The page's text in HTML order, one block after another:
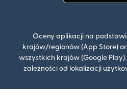
Oceny aplikacji na
krajów/regionów (App Store)
wszystkich krajów (Google
zależności od lokalizacji